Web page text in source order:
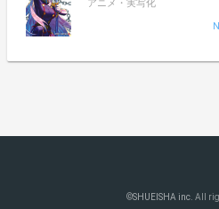
アニメ・実写化
©SHUEISHA inc. All